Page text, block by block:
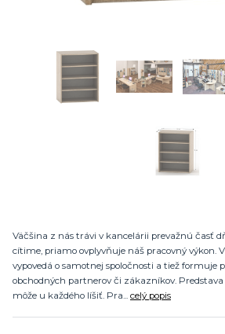
Väčšina z nás trávi v kancelárii prevažnú časť
cítime, priamo ovplyvňuje náš pracovný výkon.
vypovedá o samotnej spoločnosti a tiež formuje
obchodných partnerov či zákazníkov.
môže u každého líšiť. Pra... celý popis